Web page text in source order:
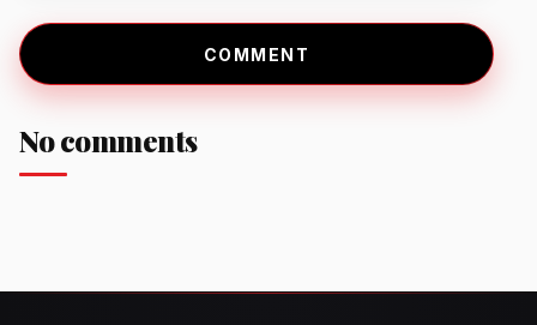
COMMENT
No comments